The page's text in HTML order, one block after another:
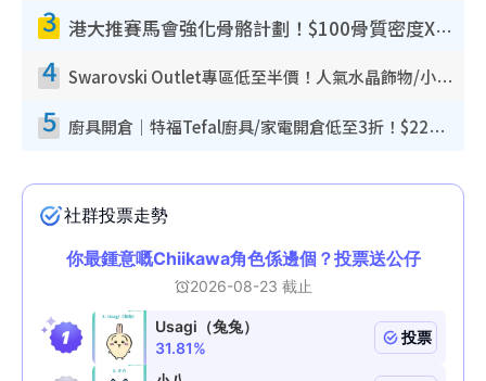
3 港大推賽馬會強化骨骼計劃！$100骨質密度X光檢查 完成免費運動訓練送超市禮券！附參加資格
4 Swarovski Outlet專區低至半價！人氣水晶飾物/小擺設$138起！迪士尼款/水晶高跟鞋都有平
5 廚具開倉｜特福Tefal廚具/家電開倉低至3折！$220起買平底鍋/炒鑊/湯煲！電飯煲/吸塵機/燙斗$418起